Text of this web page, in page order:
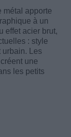
métal apporte
à un
effet acier brut,
: style
Les
une
les petits